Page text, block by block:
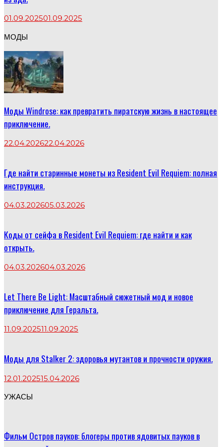
01.09.202501.09.2025
МОДЫ
Моды Windrose: как превратить пиратскую жизнь в настоящее
приключение.
22.04.202622.04.2026
Где найти старинные монеты из Resident Evil Requiem: полная
инструкция.
04.03.202605.03.2026
Коды от сейфа в Resident Evil Requiem: где найти и как
открыть.
04.03.202604.03.2026
Let There Be Light: Масштабный сюжетный мод и новое
приключение для Геральта.
11.09.202511.09.2025
Моды для Stalker 2: здоровья мутантов и прочности оружия.
12.01.202515.04.2026
УЖАСЫ
Фильм Остров пауков: блогеры против ядовитых пауков в